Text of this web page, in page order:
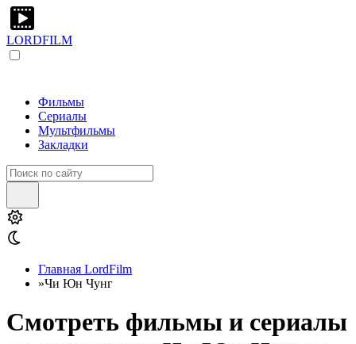
LORDFILM
Фильмы
Сериалы
Мультфильмы
Закладки
Главная LordFilm
»Чи Юн Чунг
Смотреть фильмы и сериалы